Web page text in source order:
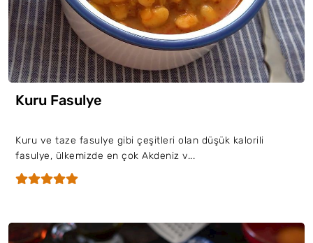
Kuru Fasulye
Kuru ve taze fasulye gibi çeşitleri olan düşük kalorili
fasulye, ülkemizde en çok Akdeniz v...